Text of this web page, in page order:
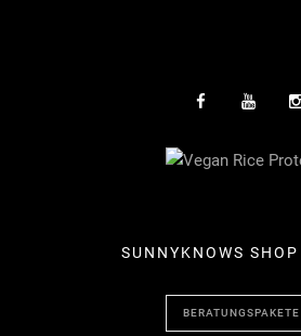
SUNNYKNOWS
BERATUNGSPAKETE